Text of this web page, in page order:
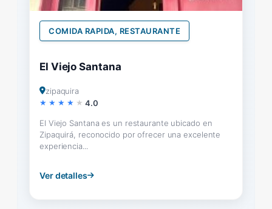
COMIDA RAPIDA, RESTAURANTE
El Viejo Santana
zipaquira
4.0
El Viejo Santana es un restaurante ubicado en
Zipaquirá, reconocido por ofrecer una excelente
experiencia...
Ver detalles